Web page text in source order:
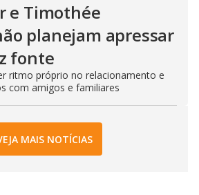
e Timothée
planejam apressar
fonte
ritmo próprio no relacionamento e
com amigos e familiares
MAIS NOTÍCIAS